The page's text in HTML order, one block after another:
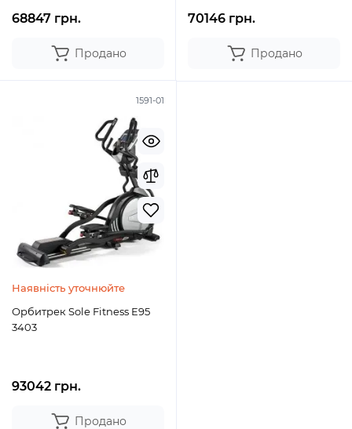
68847 грн.
Продано
70146 грн.
Продано
1591-01
Наявність уточнюйте
Орбитрек Sole Fitness E95
3403
93042 грн.
Продано